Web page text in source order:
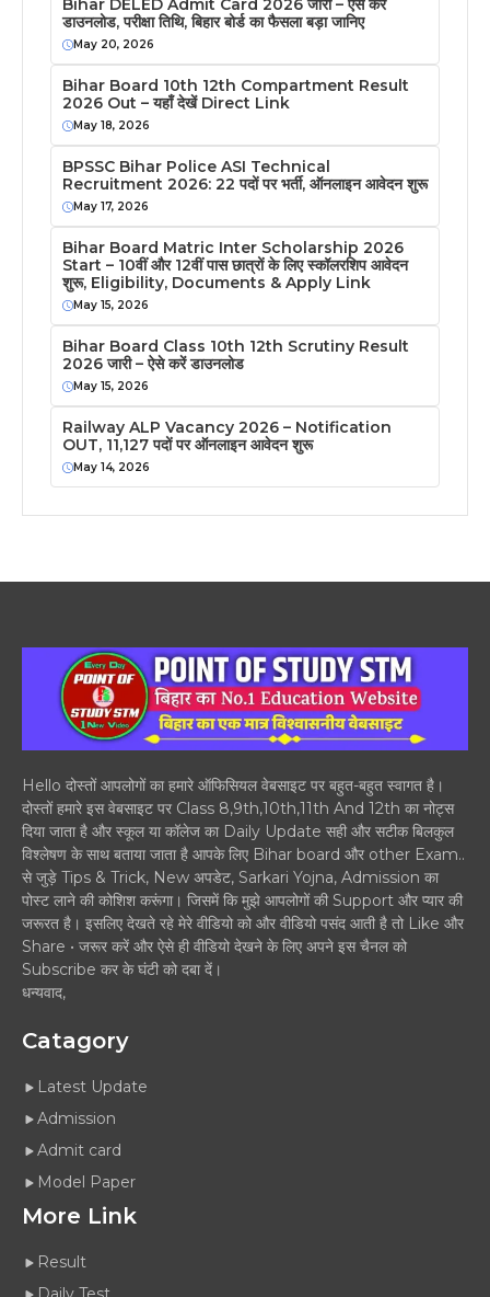
Bihar DELED Admit Card 2026 जारी – ऐसे करें
डाउनलोड, परीक्षा तिथि, बिहार बोर्ड का फैसला बड़ा जानिए
May 20, 2026
Bihar Board 10th 12th Compartment Result
2026 Out – यहाँ देखें Direct Link
May 18, 2026
BPSSC Bihar Police ASI Technical
Recruitment 2026: 22 पदों पर भर्ती, ऑनलाइन आवेदन शुरू
May 17, 2026
Bihar Board Matric Inter Scholarship 2026
Start – 10वीं और 12वीं पास छात्रों के लिए स्कॉलरशिप आवेदन
शुरू, Eligibility, Documents & Apply Link
May 15, 2026
Bihar Board Class 10th 12th Scrutiny Result
2026 जारी – ऐसे करें डाउनलोड
May 15, 2026
Railway ALP Vacancy 2026 – Notification
OUT, 11,127 पदों पर ऑनलाइन आवेदन शुरू
May 14, 2026
Hello दोस्तों आपलोगों का हमारे ऑफिसियल वेबसाइट पर बहुत-बहुत स्वागत है।
दोस्तों हमारे इस वेबसाइट पर Class 8,9th,10th,11th And 12th का नोट्स
दिया जाता है और स्कूल या कॉलेज का Daily Update सही और सटीक बिलकुल
विश्लेषण के साथ बताया जाता है आपके लिए Bihar board और other Exam..
से जुड़े Tips & Trick, New अपडेट, Sarkari Yojna, Admission का
पोस्ट लाने की कोशिश करूंगा। जिसमें कि मुझे आपलोगों की Support और प्यार की
जरूरत है। इसलिए देखते रहे मेरे वीडियो को और वीडियो पसंद आती है तो Like और
Share • जरूर करें और ऐसे ही वीडियो देखने के लिए अपने इस चैनल को
Subscribe कर के घंटी को दबा दें।
धन्यवाद,
Catagory
Latest Update
Admission
Admit card
Model Paper
More Link
Result